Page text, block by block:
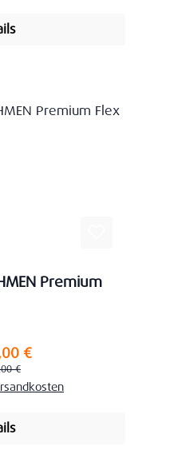
Premium
€
Preis:
€